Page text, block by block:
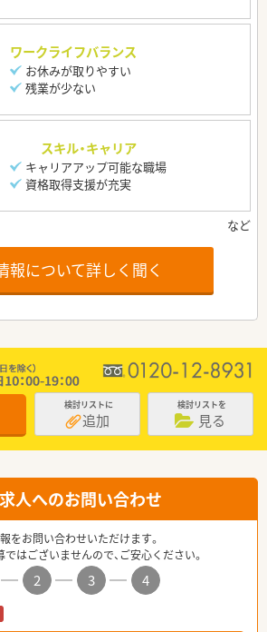
ワークライフバランス
お休みが取りやすい
残業が少ない
スキル・キャリア
キャリアアップ可能な職場
資格取得支援が充実
報について詳しく聞く
検討リストに
追加
検討リストを
見る
人へのお問い合わせ
をお問い合わせいただけます。
はございませんので、ご安心ください。
2 3
4